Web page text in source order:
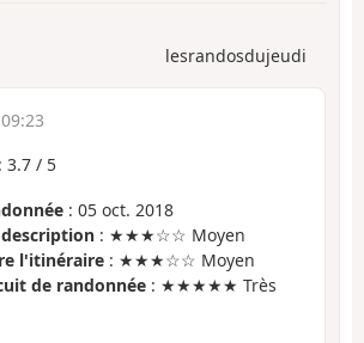
lesrandosdujeudi
: 3.7 / 5
: 05 oct. 2018
: ★★★☆☆ Moyen
l'itinéraire : ★★★☆☆ Moyen
de randonnée : ★★★★★ Très